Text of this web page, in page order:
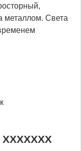
металлом. Света